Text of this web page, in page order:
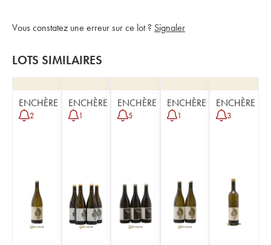
Vous constatez une erreur sur ce lot ? Signaler
LOTS SIMILAIRES
ENCHÈRE
2
ENCHÈRE
1
ENCHÈRE
5
ENCHÈRE
1
ENCHÈRE
3